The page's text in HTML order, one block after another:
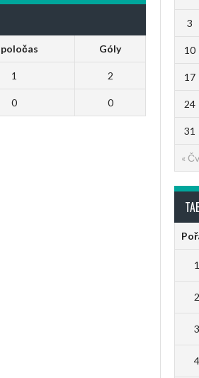
poločas Góly
1 2
0 0
«
3
10
17
24
31
1
2
3
4